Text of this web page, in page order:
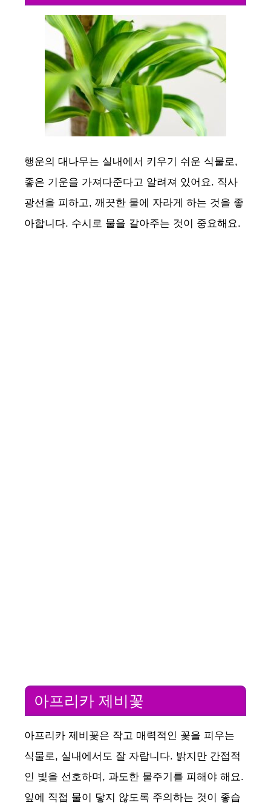
행운의 대나무는 실내에서 키우기 쉬운 식물로,
좋은 기운을 가져다준다고 알려져 있어요. 직사
광선을 피하고, 깨끗한 물에 자라게 하는 것을 좋
아합니다. 수시로 물을 갈아주는 것이 중요해요.
아프리카 제비꽃
아프리카 제비꽃은 작고 매력적인 꽃을 피우는
식물로, 실내에서도 잘 자랍니다. 밝지만 간접적
인 빛을 선호하며, 과도한 물주기를 피해야 해요.
잎에 직접 물이 닿지 않도록 주의하는 것이 좋습